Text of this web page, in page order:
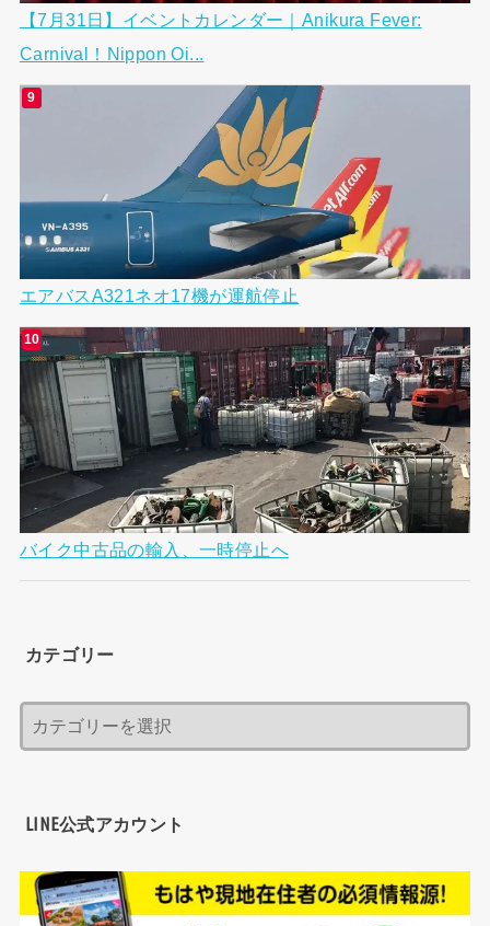
【7月31日】イベントカレンダー｜Anikura Fever:
Carnival！Nippon Oi...
エアバスA321ネオ17機が運航停止
バイク中古品の輸入、一時停止へ
カテゴリー
LINE公式アカウント